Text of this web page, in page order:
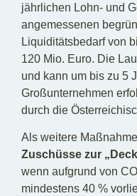
jährlichen Lohn- und
angemessenen
Liquiditätsbedarf von
120 Mio. Euro. Die
und kann um bis zu 5
Großunternehmen
durch die
Als weitere
Zuschüsse zur
wenn aufgrund von
mindestens 40 %